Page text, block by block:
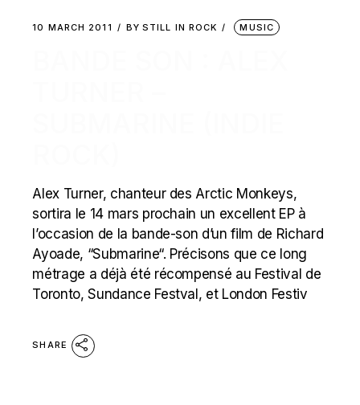
10 MARCH 2011 BY STILL IN ROCK MUSIC
Alex Turner, chanteur des Arctic Monkeys,
sortira le 14 mars prochain un excellent EP à
l’occasion de la bande-son d’un film de Richard
Ayoade, “Submarine“. Précisons que ce long
métrage a déjà été récompensé au Festival de
Toronto, Sundance Festval, et London Festiv
SHARE